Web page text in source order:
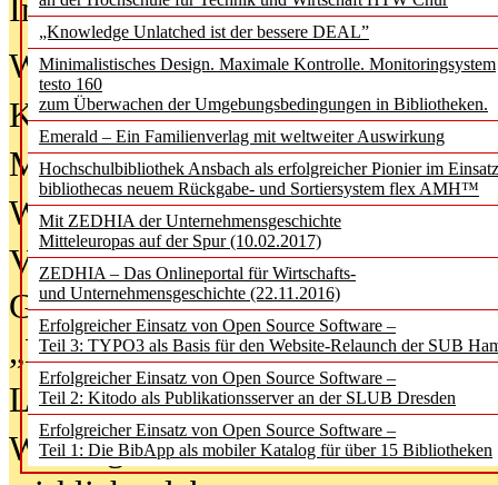
„Knowledge Unlatched ist der bessere DEAL”
Minimalistisches Design. Maximale Kontrolle. Monitoringsystem
testo 160
zum Überwachen der Umgebungsbedingungen in Bibliotheken.
Emerald – Ein Familienverlag mit weltweiter Auswirkung
Hochschulbibliothek Ansbach als erfolgreicher Pionier im
bibliothecas neuem Rückgabe- und Sortiersystem flex AMH™
Mit ZEDHIA der Unternehmensgeschichte
Mitteleuropas auf der Spur (10.02.2017)
ZEDHIA – Das Onlineportal für Wirtschafts-
und Unternehmensgeschichte (22.11.2016)
Erfolgreicher Einsatz von Open Source Software –
Teil 3: TYPO3 als Basis für den Website-Relaunch der SUB
Erfolgreicher Einsatz von Open Source Software –
Teil 2: Kitodo als Publikationsserver an der SLUB Dresden
Erfolgreicher Einsatz von Open Source Software –
Teil 1: Die BibApp als mobiler Katalog für über 15 Bibliotheken
In der Ausgabe06/2026(August
Was Hochschul­bibliotheken von
Kinder in der digitalen Welt
Metadaten als Infrastruktur
Wenn Bots katalogisieren
Von Abschlusskleidern bis
Geisterjagd-Ausrüstung in der
„Library of Things“ unterwegs
Lesen als Infrastrukturaufgabe
Wie Jugendliche Social Media